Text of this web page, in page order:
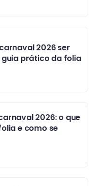
2026 ser
guia prático da folia
2026: o que
e como se